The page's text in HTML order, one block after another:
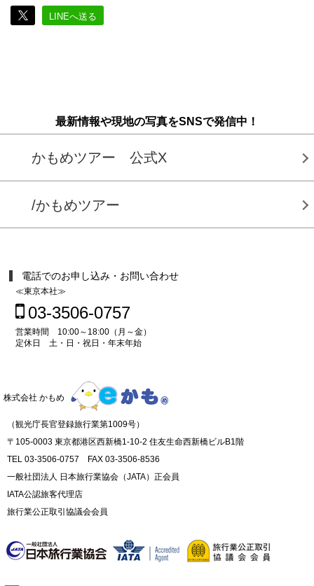
LINEへ送る
最新情報や現地の写真をSNSで発信中！
かもめツアー 公式X
/かもめツアー
電話でのお申し込み・お問い合わせ
≪東京本社≫
03-3506-0757
営業時間 10:00～18:00（月～金）
定休日 土・日・祝日・年末年始
株式会社 かもめ
（観光庁長官登録旅行業第1009号）
〒105-0003 東京都港区西新橋1-10-2 住友生命西新橋ビルB1階
TEL 03-3506-0757 FAX 03-3506-8536
一般社団法人 日本旅行業協会（JATA）正会員
IATA公認旅客代理店
旅行業公正取引協議会会員